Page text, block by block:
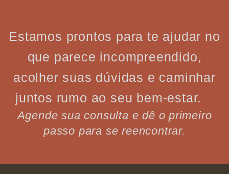
Estamos prontos para te ajudar no
que parece incompreendido,
acolher suas dúvidas e caminhar
juntos rumo ao seu bem-estar.
Agende sua consulta e dê o primeiro
passo para se reencontrar.